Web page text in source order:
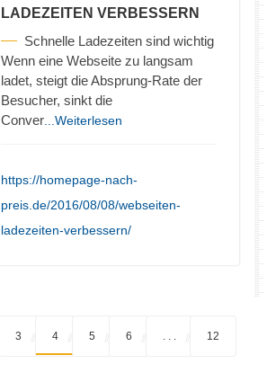
LADEZEITEN VERBESSERN
Schnelle Ladezeiten sind wichtig
Wenn eine Webseite zu langsam
ladet, steigt die Absprung-Rate der
Besucher, sinkt die
Conver ...Weiterlesen
https://homepage-nach-
preis.de/2016/08/08/webseiten-
ladezeiten-verbessern/
3 4 5 6 12